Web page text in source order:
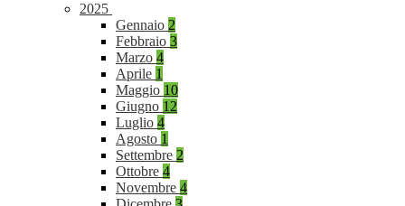
2025
Gennaio 2
Febbraio 3
Marzo 4
Aprile 1
Maggio 10
Giugno 12
Luglio 4
Agosto 1
Settembre 2
Ottobre 4
Novembre 4